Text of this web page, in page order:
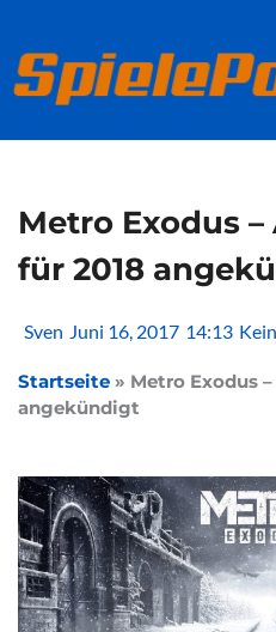
springen
Metro Exodus
für 2018
Sven Juni 16, 2017 14:13
Startseite » Metro Exodus
angekündigt